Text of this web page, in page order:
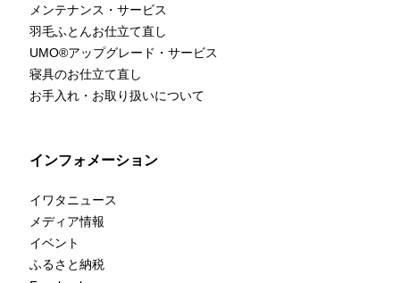
メンテナンス・サービス
羽毛ふとんお仕立て直し
UMO®アップグレード・サービス
寝具のお仕立て直し
お手入れ・お取り扱いについて
インフォメーション
イワタニュース
メディア情報
イベント
ふるさと納税